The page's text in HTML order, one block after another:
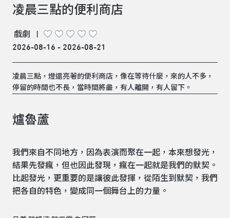
凌晨三點的便利商店
戲劇
|
2026-08-16 - 2026-08-21
凌晨三點，燈還亮著的便利商店，像在等待什麼，來的人不多，
停留的時間也不長，當時間將盡，有人離開，有人留下。
爐魯蘆
我們來自不同地方，因為表演而聚在一起，本來想發光，
結果先發瘋，但也因此發現，瘋在一起就是我們的默契。
比起發光，更重要的是讓彼此發揮，從陌生到默契，我們
把各自的特色，變成同一個舞台上的力量。